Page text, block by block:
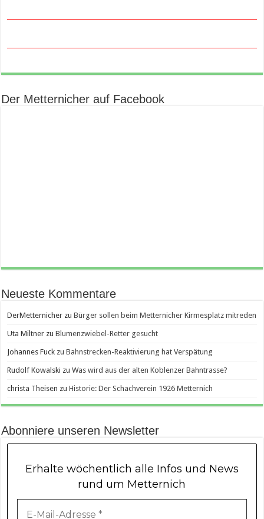
Der Metternicher auf Facebook
Neueste Kommentare
DerMetternicher zuBürger sollen beim Metternicher Kirmesplatz mitreden
Uta Miltner zuBlumenzwiebel-Retter gesucht
Johannes Fuck zuBahnstrecken-Reaktivierung hat Verspätung
Rudolf Kowalski zuWas wird aus der alten Koblenzer Bahntrasse?
christa Theisen zuHistorie: Der Schachverein 1926 Metternich
Abonniere unseren Newsletter
Erhalte wöchentlich alle Infos und News
rund um Metternich